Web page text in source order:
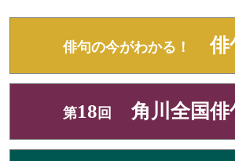
俳句の今がわかる！ 俳
第18 回 角川全国俳